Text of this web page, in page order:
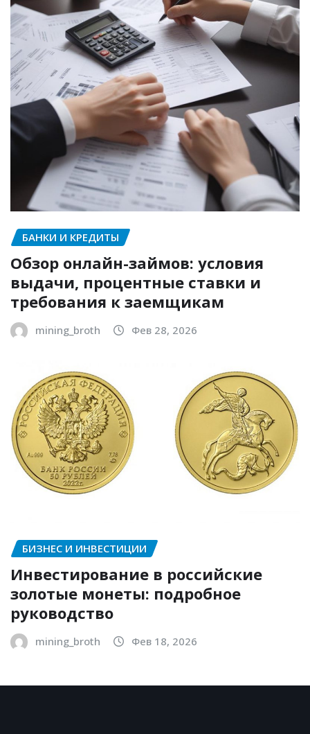
БАНКИ И КРЕДИТЫ
Обзор онлайн-займов: условия
выдачи, процентные ставки и
требования к заемщикам
mining_broth Фев 28, 2026
БИЗНЕС И ИНВЕСТИЦИИ
Инвестирование в российские
золотые монеты: подробное
руководство
mining_broth Фев 18, 2026